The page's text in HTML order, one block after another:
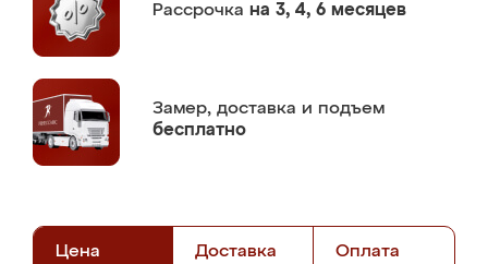
Рассрочка на 3, 4, 6 месяцев
Замер, доставка и подъем
бесплатно
Цена Доставка Оплата